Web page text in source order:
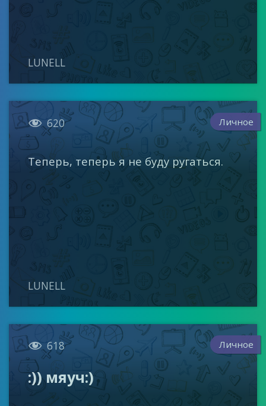
LUNELL
 620 Личное
Теперь, теперь я не буду ругаться.
LUNELL
 618 Личное
:)) мяуч:)